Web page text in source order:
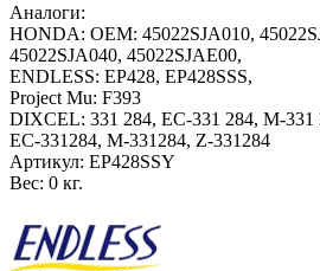
Аналоги:
HONDA: OEM: 45022SJA010,
45022SJA040, 45022SJAE00,
ENDLESS: EP428, EP428SSS,
Project Mu: F393
DIXCEL: 331 284, EC-331 284, M-331
EC-331284, M-331284, Z-331284
Артикул: EP428SSY
Вес: 0 кг.